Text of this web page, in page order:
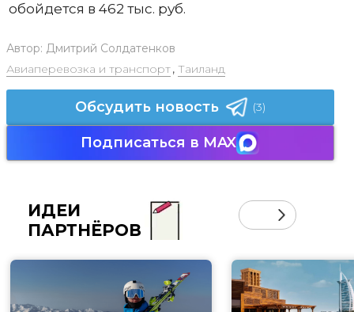
обойдется в 462 тыс. руб.
Автор: Дмитрий Солдатенков
Авиаперевозка и транспорт, Таиланд
Обсудить новость (3)
Подписаться в MAX
ИДЕИ
ПАРТНЁРОВ